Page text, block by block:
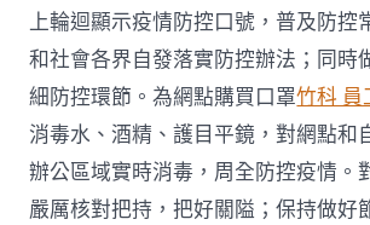
上輪迴顯示疫情防控口號，普及防控
和社會各界自發落實防控辦法；同時
細防控環節。為網點購買口罩竹科 員
消毒水、酒精、護目平鏡，對網點和
辦公區域實時消毒，周全防控疫情。
嚴厲核對把持，把好關隘；保持做好